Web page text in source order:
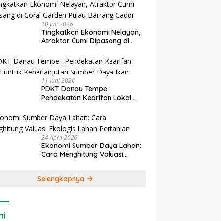
10 Juli 2026
Tingkatkan Ekonomi Nelayan,
Atraktor Cumi Dipasang di
Caddi
11 Juni 2026
PDKT Danau Tempe :
Pendekatan Kearifan Lokal
Daya Ikan
24 April 2026
Ekonomi Sumber Daya Lahan:
Cara Menghitung Valuasi
Selengkapnya